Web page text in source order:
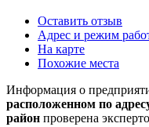
Оставить отзыв
Адрес и режим
На карте
Похожие места
Информация о
расположенном по
район проверена